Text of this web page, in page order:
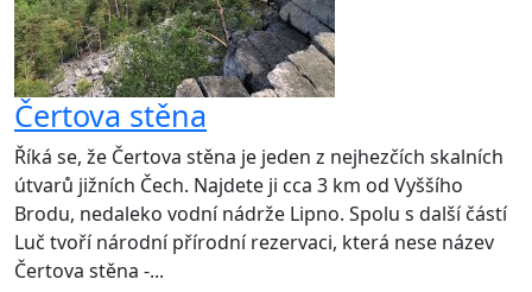
Čertova stěna
Říká se, že Čertova stěna je jeden z nejhezčích skalních
útvarů jižních Čech. Najdete ji cca 3 km od Vyššího
Brodu, nedaleko vodní nádrže Lipno. Spolu s další částí
Luč tvoří národní přírodní rezervaci, která nese název
Čertova stěna -...